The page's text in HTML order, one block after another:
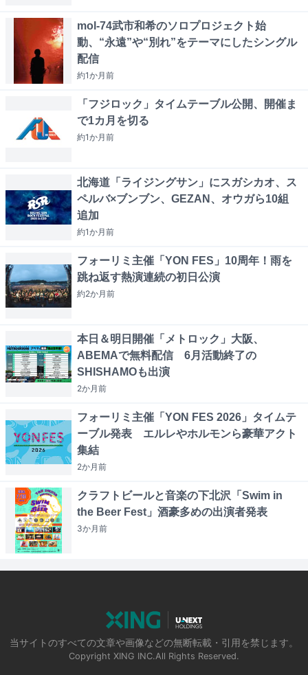
mol-74武市和希のソロプロジェクト始
動、“永遠”や“別れ”をテーマにしたシングル
配信
約1か月前
「フジロック」タイムテーブル公開、開催ま
で1カ月を切る
約1か月前
北海道「ライジングサン」にスガシカオ、ス
ペルバ×ブンブン、GEZAN、オウガら10組
追加
約1か月前
フォーリミ主催「YON FES」10周年！雨を
跳ね返す熱演連続の初日公演
約2か月前
本日＆明日開催「メトロック」大阪、
ABEMAで無料配信 6月活動終了の
SHISHAMOも出演
2か月前
フォーリミ主催「YON FES 2026」タイムテ
ーブル発表 エルレやホルモンら豪華アクト
集結
2か月前
クラフトビールと音楽の下北沢「Swim in
the Beer Fest」酒豪多めの出演者発表
3か月前
当サイトのすべての文章や画像などの無断転載・引用を禁じます。
Copyright XING INC.All Rights Reserved.